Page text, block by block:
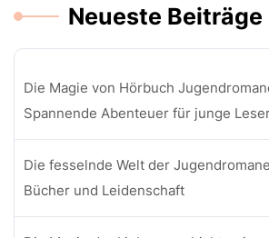
Neueste Beiträge
Die Magie von Hörbuch
Spannende Abenteuer für junge
Die fesselnde Welt der
Bücher und Leidenschaft